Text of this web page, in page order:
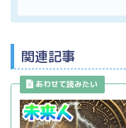
関連記事